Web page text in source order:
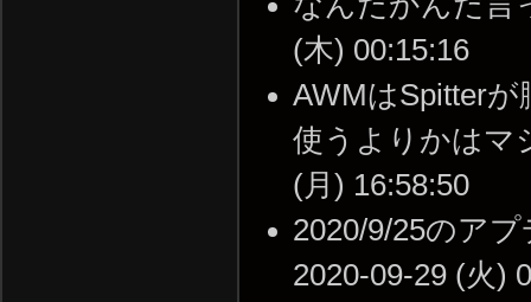
(木) 00:15:16
AWMはSpitter
使うよりかはマ
(月) 16:58:50
2020/9/25のア
2020-09-29 (火)